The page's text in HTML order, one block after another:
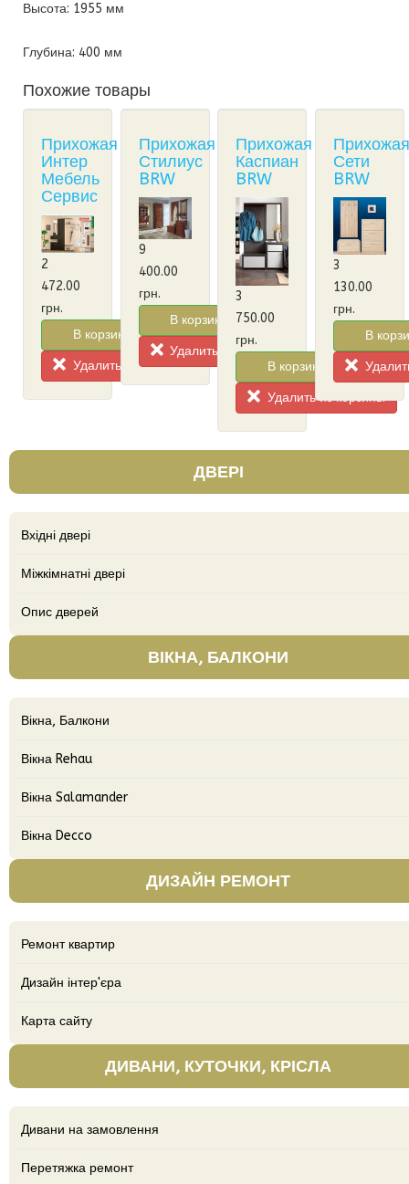
Высота: 1955 мм
Глубина: 400 мм
Похожие товары
Прихожая
Интер
Мебель
Сервис
2
472.00
грн.
В корзину!
Удалить из корзины
Прихожая
Стилиус
BRW
9
400.00
грн.
В корзину!
Удалить из корзины
Прихожая
Каспиан
BRW
3
750.00
грн.
В корзину!
Удалить из корзины
Сети
BRW
3
130.00
грн.
В
ДВЕРІ
Вхідні двері
Міжкімнатні двері
Опис дверей
ВІКНА, БАЛКОНИ
Вікна, Балкони
Вікна Rehau
Вікна Salamander
Вікна Decco
ДИЗАЙН РЕМОНТ
Ремонт квартир
Дизайн інтер'єра
Карта сайту
ДИВАНИ, КУТОЧКИ, КРІСЛА
Дивани на замовлення
Перетяжка ремонт